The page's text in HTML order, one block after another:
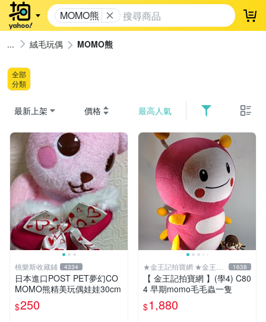
MOMO熊 登
絨毛玩偶 MOMO熊
全部
分類
最新上架 價格 最高人氣
桃樂斯收藏鋪 4334
日本進口POST PET夢幻CO
MOMO熊精美玩偶娃娃30cm
$250
★金王記拍寶網 ★金王記
拍寶趣
1638
【 金王記拍寶網 】(學4) C80
4 早期momo毛毛蟲一隻
$1,880